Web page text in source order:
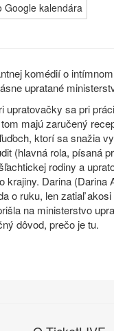
Google kalendára
komédií o
upratané
upratovačky sa pri
majú zaručený
ktorí sa snažia
(hlavná rola, písaná
rodiny a
krajiny. Darina (Darina
o ruku, len zatiaľ
na ministerstvo
dôvod, prečo je tu.